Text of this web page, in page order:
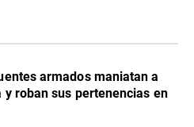
armados maniatan a
y roban sus pertenencias en